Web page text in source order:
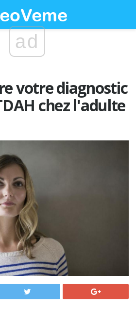
ad
votre diagnostic
chez l'adulte